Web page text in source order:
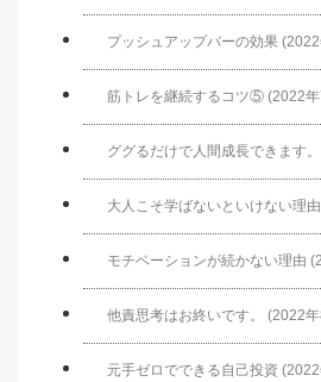
プッシュアップバーの効果
筋トレを継続するコツ⑤ (2022
ググるだけで人間成長できます
大人こそ学ばないといけない理
モチベーションが続かない理由
他責思考はお終いです。 (2022
元手ゼロでできる自己投資